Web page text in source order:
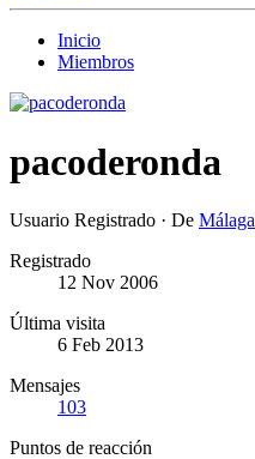
Inicio
Miembros
pacoderonda
Usuario Registrado · De Málaga
Registrado
12 Nov 2006
Última visita
6 Feb 2013
Mensajes
103
Puntos de reacción